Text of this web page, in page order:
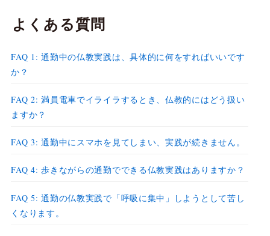
よくある質問
FAQ 1: 通勤中の仏教実践は、具体的に何をすればいいです
か？
FAQ 2: 満員電車でイライラするとき、仏教的にはどう扱い
ますか？
FAQ 3: 通勤中にスマホを見てしまい、実践が続きません。
FAQ 4: 歩きながらの通勤でできる仏教実践はありますか？
FAQ 5: 通勤の仏教実践で「呼吸に集中」しようとして苦し
くなります。